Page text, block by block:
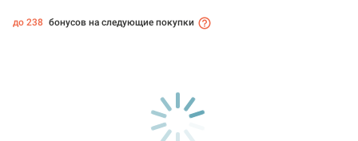
до 238 бонусов на следующие покупки